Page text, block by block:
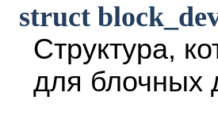
struct
Структура,
для блочных